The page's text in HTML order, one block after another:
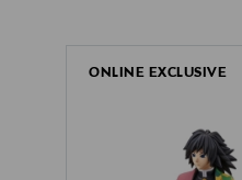
ONLINE EXCLUSIVE